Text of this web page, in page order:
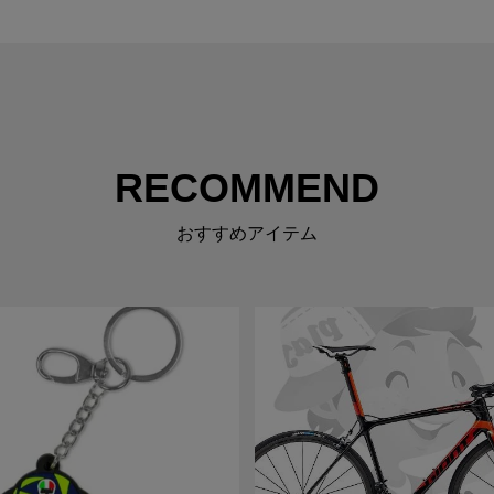
RECOMMEND
おすすめアイテム